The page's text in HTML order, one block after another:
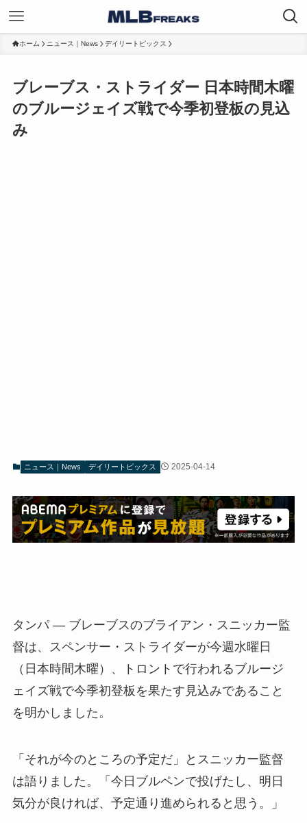
ホーム ニュース｜News デイリートピックス
ブレーブス・ストライダー 日本時間木曜
のブルージェイズ戦で今季初登板の見込
み
ニュース｜News デイリートピックス 2025-04-14
タンパ ― ブレーブスのブライアン・スニッカー監
督は、スペンサー・ストライダーが今週水曜日
（日本時間木曜）、トロントで行われるブルージ
ェイズ戦で今季初登板を果たす見込みであること
を明かしました。
「それが今のところの予定だ」とスニッカー監督
は語りました。「今日ブルペンで投げたし、明日
気分が良ければ、予定通り進められると思う。」